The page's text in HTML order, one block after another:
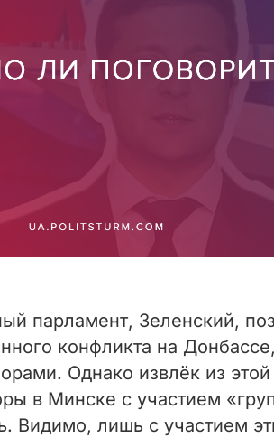
парламент, Зеленский,
конфликта на
Однако извлёк из
в Минске с участием
Видимо, лишь с участием